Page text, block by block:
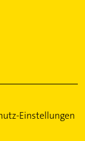
Einstellungen